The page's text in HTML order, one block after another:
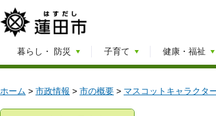
暮らし・ 防災 子育て 健康・福祉
ホーム > 市政情報 > 市の概要 > マスコットキャラクタ